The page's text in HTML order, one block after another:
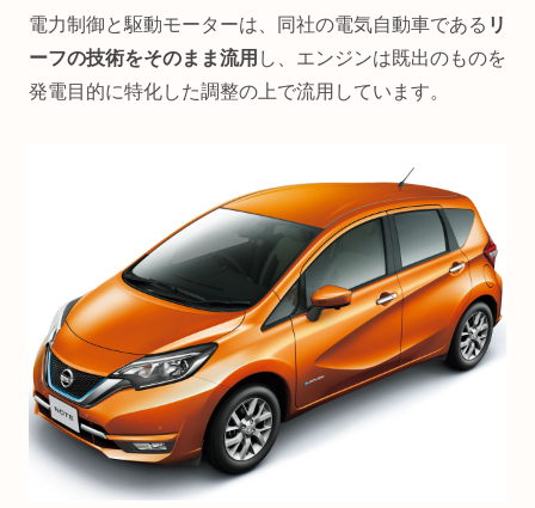
電力制御と駆動モーターは、同社の電気自動車である リ
ーフの技術をそのまま流用 し、エンジンは既出のものを
発電目的に特化した調整の上で流用しています。